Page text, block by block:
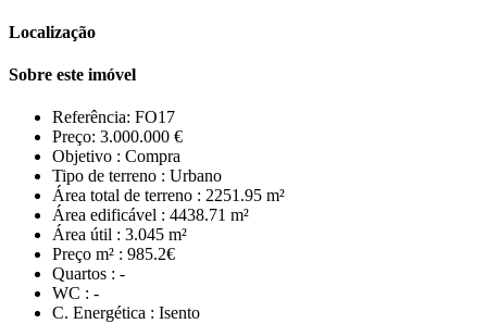
Localização
Sobre este imóvel
Referência: FO17
Preço: 3.000.000 €
Objetivo : Compra
Tipo de terreno : Urbano
Área total de terreno : 2251.95 m²
Área edificável : 4438.71 m²
Área útil : 3.045 m²
Preço m² : 985.2€
Quartos : -
WC : -
C. Energética : Isento